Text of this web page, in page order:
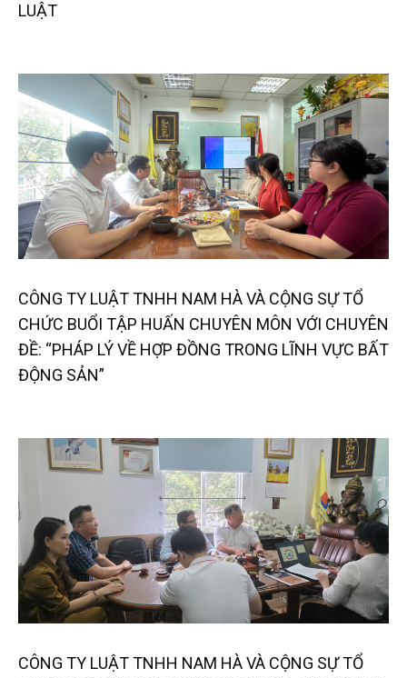
LUẬT
CÔNG TY LUẬT TNHH NAM HÀ VÀ CỘNG SỰ TỔ
CHỨC BUỔI TẬP HUẤN CHUYÊN MÔN VỚI CHUYÊN
ĐỀ: “PHÁP LÝ VỀ HỢP ĐỒNG TRONG LĨNH VỰC BẤT
ĐỘNG SẢN”
CÔNG TY LUẬT TNHH NAM HÀ VÀ CỘNG SỰ TỔ